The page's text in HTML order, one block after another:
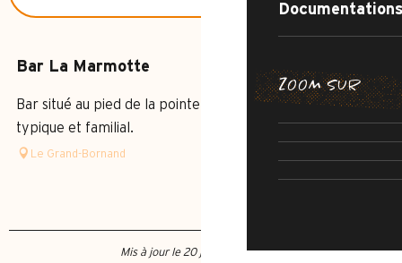
ZOOM SUR
SENTIER DE
CHEMIN
RUE DE
Bar La Marmotte
Bar situé au pied de la pointe Percée dans un cadre
typique et familial.
Le Grand-Bornand
Mis à jour le 20 juin 2026 à 10:14